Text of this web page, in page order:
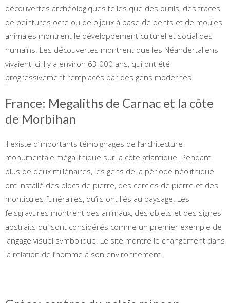
découvertes archéologiques telles que des outils, des traces
de peintures ocre ou de bijoux à base de dents et de moules
animales montrent le développement culturel et social des
humains. Les découvertes montrent que les Néandertaliens
vivaient ici il y a environ 63 000 ans, qui ont été
progressivement remplacés par des gens modernes.
France: Megaliths de Carnac et la côte
de Morbihan
Il existe d’importants témoignages de l’architecture
monumentale mégalithique sur la côte atlantique. Pendant
plus de deux millénaires, les gens de la période néolithique
ont installé des blocs de pierre, des cercles de pierre et des
monticules funéraires, qu’ils ont liés au paysage. Les
felsgravures montrent des animaux, des objets et des signes
abstraits qui sont considérés comme un premier exemple de
langage visuel symbolique. Le site montre le changement dans
la relation de l’homme à son environnement.